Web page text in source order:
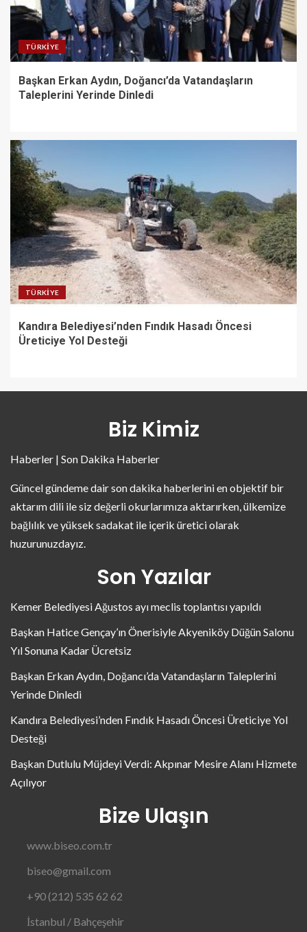
TÜRKIYE
Başkan Erkan Aydın, Doğancı’da Vatandaşların
Taleplerini Yerinde Dinledi
TÜRKIYE
Kandıra Belediyesi’nden Fındık Hasadı Öncesi
Üreticiye Yol Desteği
Biz Kimiz
Haberler | Son Dakika Haberler
Güncel gündeme dair son dakika haberlerini en objektif bir
aktarım dili ile siz değerli okurlarımıza aktarırken, ülkemize
bağlılık ve yüksek sadakat ile içerik üretici olarak
huzurunuzdayız.
Son Yazılar
Kemer Belediyesi Ağustos ayı meclis toplantısı yapıldı
Başkan Hatice Gençay’ın Önerisiyle Akyeniköy Düğün Salonu
Yıl Sonuna Kadar Ücretsiz
Başkan Erkan Aydın, Doğancı’da Vatandaşların Taleplerini
Yerinde Dinledi
Kandıra Belediyesi’nden Fındık Hasadı Öncesi Üreticiye Yol
Desteği
Başkan Dutlulu Müjdeyi Verdi: Akpınar Mesire Alanı Hizmete
Açılıyor
Bize Ulaşın
www.biseo.com.tr
biseo@gmail.com
+90 (212) 535 62 62
İstanbul / Bahçeşehir